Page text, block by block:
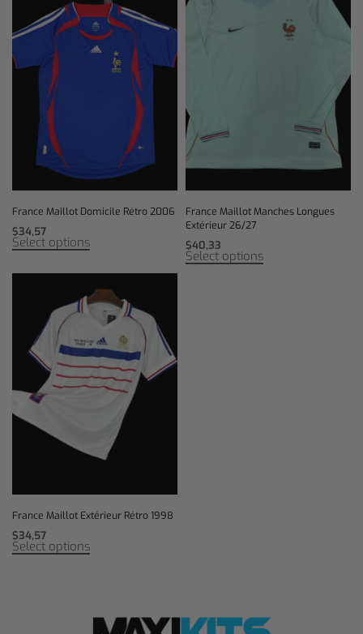
France Maillot Domicile Rétro 2006
$34,57
Select options
France Maillot Manches Longues
Extérieur 26/27
$40,33
Select options
France Maillot Extérieur Rétro 1998
$34,57
Select options